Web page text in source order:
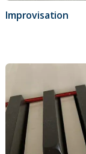
Improvisation